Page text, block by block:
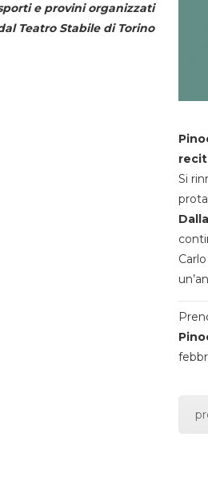
e provini organizzati
Teatro Stabile di Torino
Si